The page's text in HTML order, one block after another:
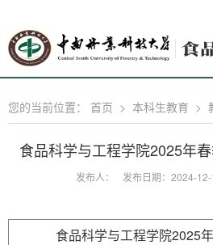
您的当前位置： 首页 > 本科生教育 >
食品科学与工程学院2025年
发布人： 发布日期：2024-
食品科学与工程学院2025年